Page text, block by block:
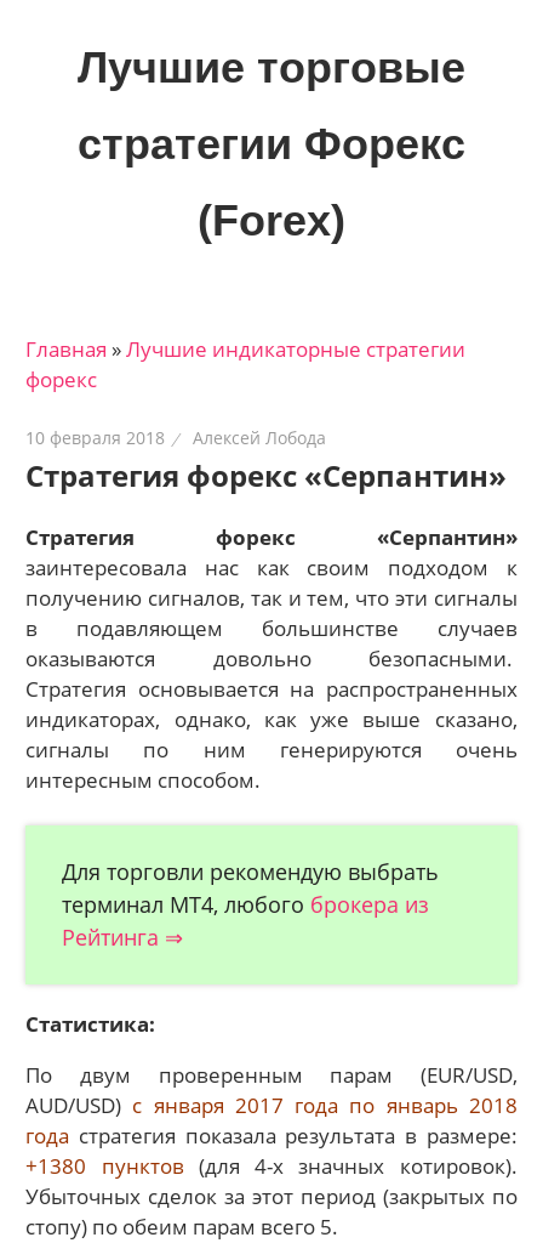
Лучшие торговые
стратегии Форекс
(Forex)
трейдеров
на
рынках:
стратегии,
новости…
Главная »Лучшие индикаторные cтратегии
форекс
10 февраля 2018 Алексей Лобода
Стратегия форекс «Серпантин»
Стратегия форекс «Серпантин»
заинтересовала нас как своим подходом к
получению сигналов, так и тем, что эти сигналы
в подавляющем большинстве случаев
оказываются довольно безопасными.
Стратегия основывается на распространенных
индикаторах, однако, как уже выше сказано,
сигналы по ним генерируются очень
интересным способом.
Для торговли рекомендую выбрать
терминал МТ4, любого брокера из
Рейтинга ⇒
Статистика:
По двум проверенным парам (EUR/USD,
AUD/USD) с января 2017 года по январь 2018
года стратегия показала результата в размере:
+1380 пунктов (для 4-х значных котировок).
Убыточных сделок за этот период (закрытых по
стопу) по обеим парам всего 5.